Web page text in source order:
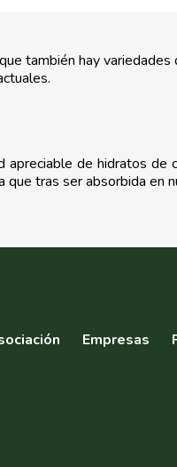
también hay
apreciable de hidratos
que tras ser absorbida en
Empresas